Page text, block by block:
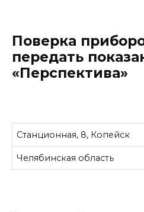
Поверка
передать
«Перспектива»
Станционная, 8, Копейск
Челябинская область